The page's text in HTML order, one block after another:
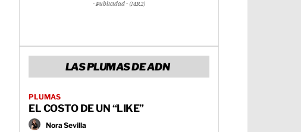
- Publicidad - (MR2)
LAS PLUMAS DE ADN
PLUMAS
EL COSTO DE UN “LIKE”
Nora Sevilla